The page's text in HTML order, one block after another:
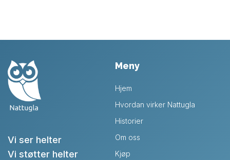
Vi ser helter
Vi støtter helter
Meny
Hjem
Hvordan virker Nattugla
Historier
Om oss
Kjøp